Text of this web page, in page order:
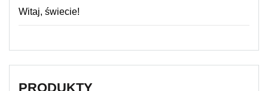
Witaj, świecie!
PRODUKTY